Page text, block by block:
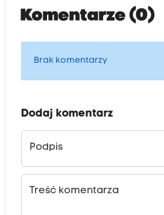
Komentarze (0)
Brak komentarzy
Dodaj komentarz
Podpis
Treść komentarza